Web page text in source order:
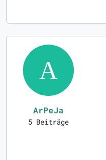
ArPeJa
5 Beiträge